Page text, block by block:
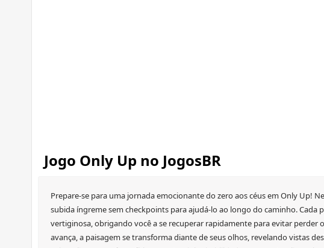
Jogo Only Up no JogosBR
Prepare-se para uma jornada emocionante do zero aos céus em Only Up!
subida íngreme sem checkpoints para ajudá-lo ao longo do caminho. Cada
vertiginosa, obrigando você a se recuperar rapidamente para evitar
avança, a paisagem se transforma diante de seus olhos, revelando vistas